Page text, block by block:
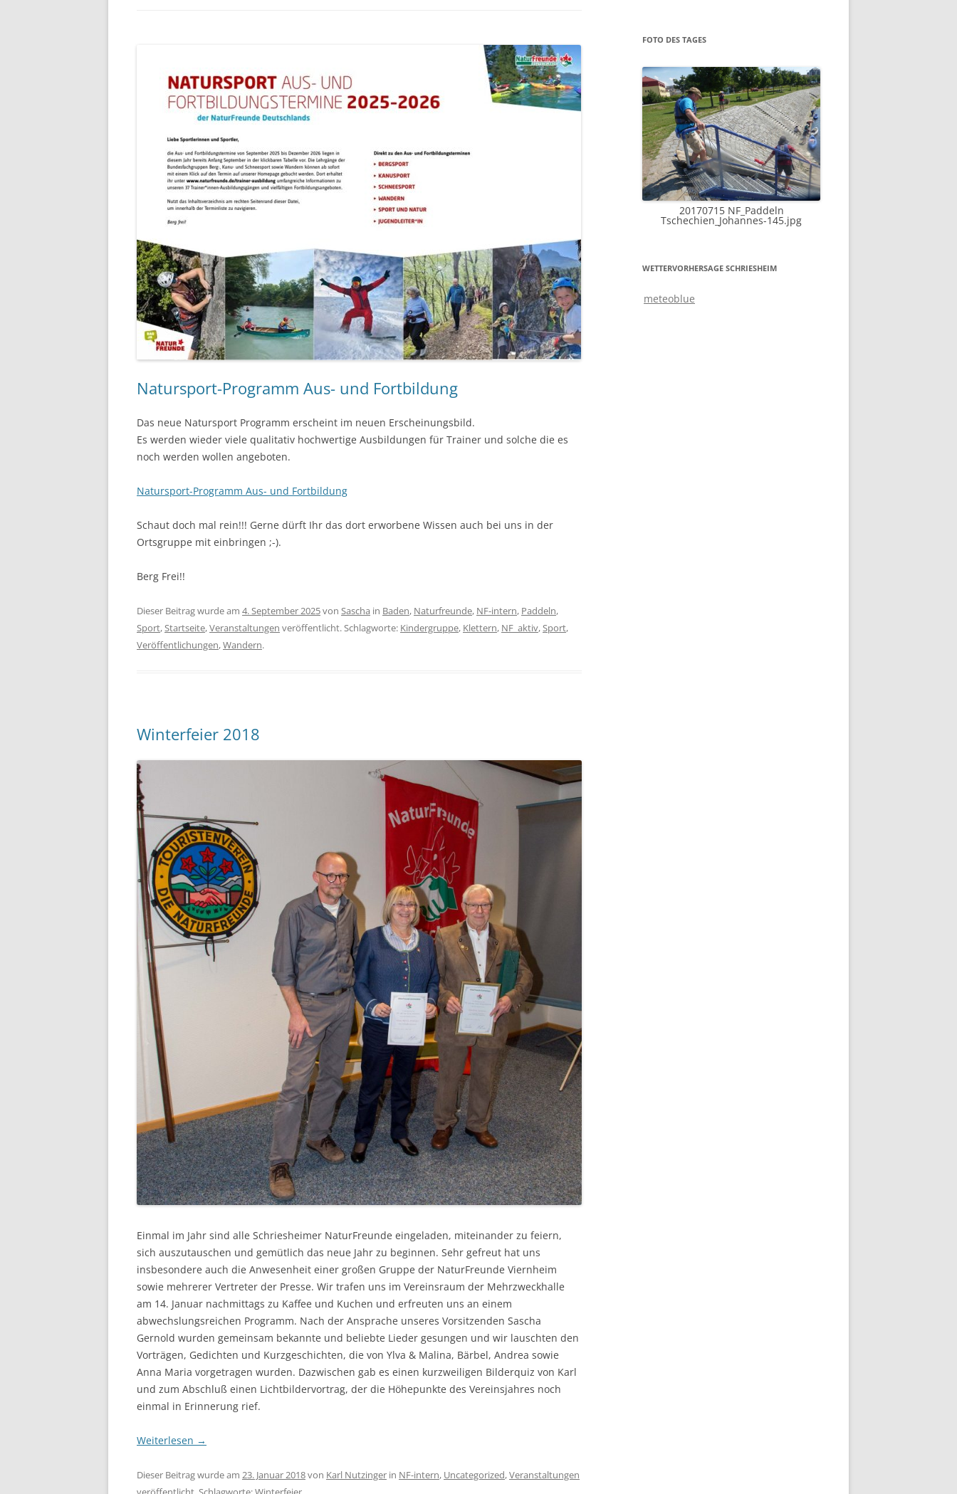
Natursport-Programm Aus- und Fortbildung
Das neue Natursport Programm erscheint im neuen Erscheinungsbild.
Es werden wieder viele qualitativ hochwertige Ausbildungen für Trainer und solche die es
noch werden wollen angeboten.
Natursport-Programm Aus- und Fortbildung
Schaut doch mal rein!!! Gerne dürft Ihr das dort erworbene Wissen auch bei uns in der
Ortsgruppe mit einbringen ;-).
Berg Frei!!
Dieser Beitrag wurde am 4. September 2025von Sascha in Baden, Naturfreunde, NF-intern, Paddeln,
Sport,Startseite,Veranstaltungen veröffentlicht. Schlagworte: Kindergruppe, Klettern, NF_aktiv,Sport,
Veröffentlichungen,Wandern.
Winterfeier 2018
Einmal im Jahr sind alle Schriesheimer NaturFreunde eingeladen, miteinander zu feiern,
sich auszutauschen und gemütlich das neue Jahr zu beginnen. Sehr gefreut hat uns
insbesondere auch die Anwesenheit einer großen Gruppe der NaturFreunde Viernheim
sowie mehrerer Vertreter der Presse. Wir trafen uns im Vereinsraum der Mehrzweckhalle
am 14. Januar nachmittags zu Kaffee und Kuchen und erfreuten uns an einem
abwechslungsreichen Programm. Nach der Ansprache unseres Vorsitzenden Sascha
Gernold wurden gemeinsam bekannte und beliebte Lieder gesungen und wir lauschten den
Vorträgen, Gedichten und Kurzgeschichten, die von Ylva & Malina, Bärbel, Andrea sowie
Anna Maria vorgetragen wurden. Dazwischen gab es einen kurzweiligen Bilderquiz von Karl
und zum Abschluß einen Lichtbildervortrag, der die Höhepunkte des Vereinsjahres noch
einmal in Erinnerung rief.
Weiterlesen →
Dieser Beitrag wurde am 23. Januar 2018von Karl Nutzinger in NF-intern, Uncategorized,Veranstaltungen
FOTO DES TAGES
20170715 NF_Paddeln
Tschechien_Johannes-145.jpg
WETTERVORHERSAGE SCHRIESHEIM
meteoblue